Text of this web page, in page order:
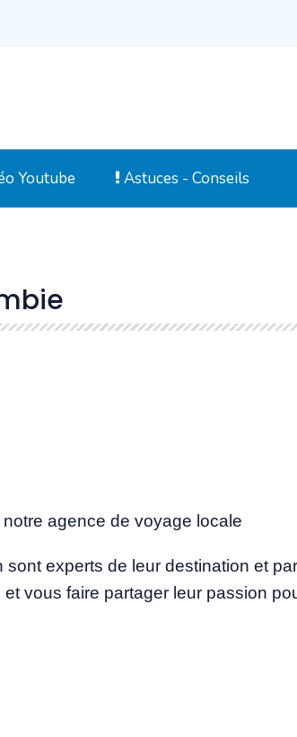
Youtube Astuces - Conseils
agence de voyage locale
experts de leur destination et
vous faire partager leur passion